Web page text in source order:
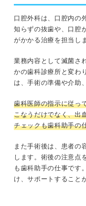
口腔外科は、口腔内の
知らずの抜歯や、口腔
がかかる治療を担当し
業務内容として滅菌さ
かの歯科診療所と変わ
は、手術の準備や介助
歯科医師の指示に従っ
こなうだけでなく、出
チェックも歯科助手の
また手術後は、患者の
します。術後の注意点
も歯科助手の仕事です
け、サポートすること